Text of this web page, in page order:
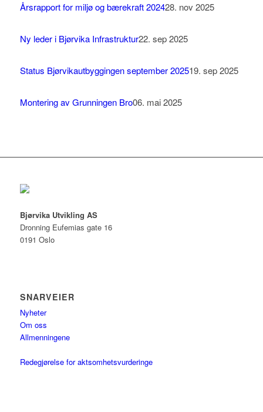
Årsrapport for miljø og bærekraft 202428. nov 2025
Ny leder i Bjørvika Infrastruktur22. sep 2025
Status Bjørvikautbyggingen september 202519. sep 2025
Montering av Grunningen Bro06. mai 2025
Bjørvika Utvikling AS
Dronning Eufemias gate 16
0191 Oslo
SNARVEIER
Nyheter
Om oss
Allmenningene
Redegjørelse for aktsomhetsvurderinge